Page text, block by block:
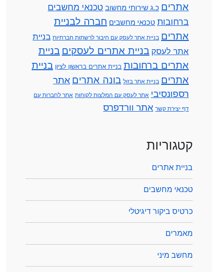
אתרים כ.ג שירותי מחשוב טכנאי מחשבים
ברחובות טכנאי מחשבים חברה לבניית
אתרים בניית אתר לעסק עם חיבור לרשתות חברתיות בניית
אתר לעסק בניית אתרים לעסקים בניית
אתרים ברחובות בניית אתרים בראשון לציון בניית
אתרים בניית אתר בזול בונה אתרים אתר
רספונסיבי אתר לעסק עם המלצות לקוחות אתר לחברות עם
דף יצירת קשר אתר וורדפרס
קטגוריות
בניית אתרים
טכנאי מחשבים
כרטיס ביקור דיגיטלי
מאמרים
מחשב מיני